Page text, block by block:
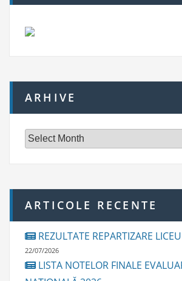
ARHIVE
e
ARTICOLE RECENTE
REZULTATE REPARTIZARE
22/07/2026
LISTA NOTELOR FINALE